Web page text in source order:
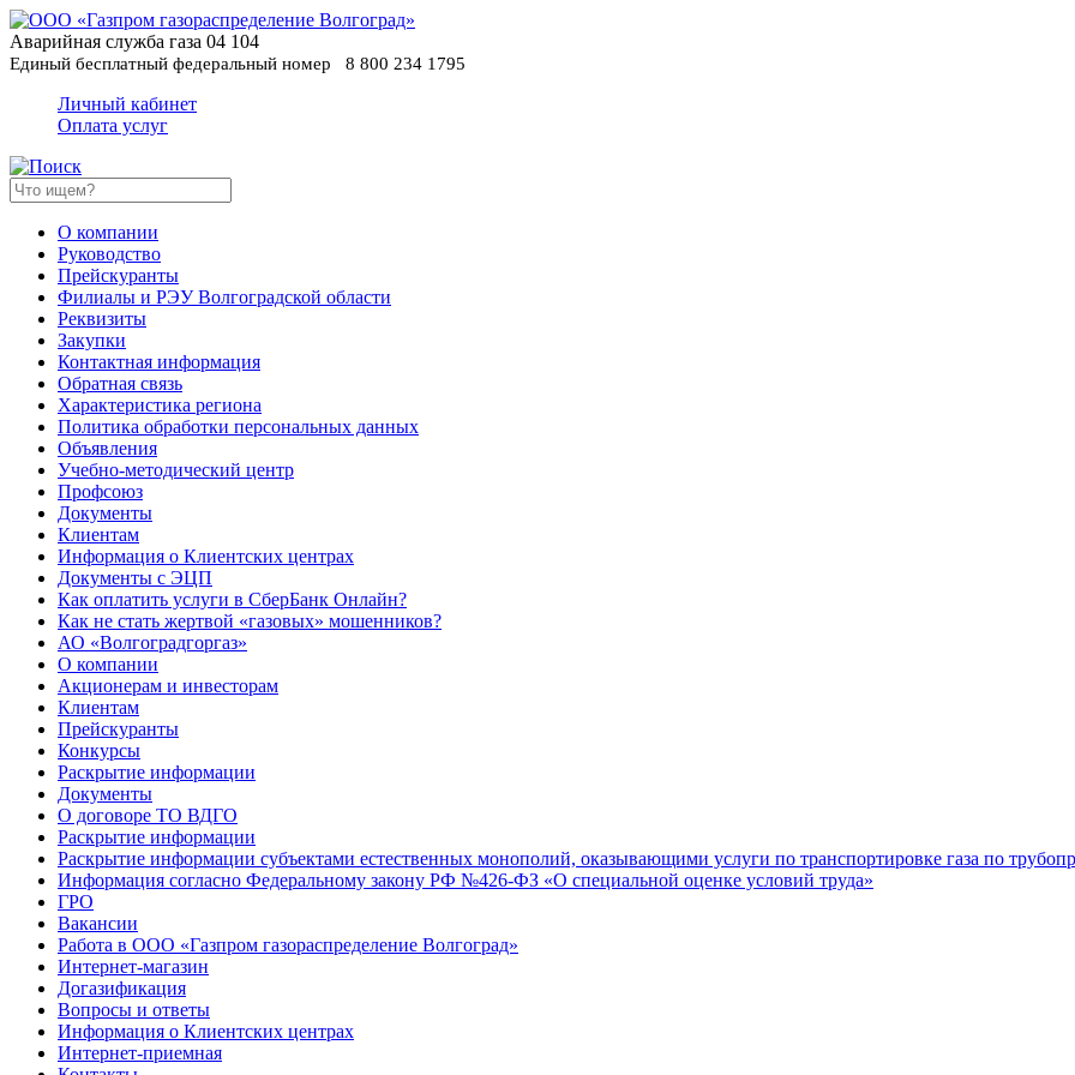
Аварийная служба газа 04 104
Единый бесплатный федеральный номер
8 800 234 1795
Личный кабинет
Оплата услуг
О компании
Руководство
Прейскуранты
Филиалы и РЭУ Волгоградской области
Реквизиты
Закупки
Контактная информация
Обратная связь
Характеристика региона
Политика обработки персональных данных
Oбъявления
Учебно-методический центр
Профсоюз
Документы
Клиентам
Информация о Клиентских центрах
Документы с ЭЦП
Как оплатить услуги в СберБанк Онлайн?
Как не стать жертвой «газовых» мошенников?
АО «Волгоградгоргаз»
О компании
Акционерам и инвесторам
Клиентам
Прейскуранты
Конкурсы
Раскрытие информации
Документы
О договоре ТО ВДГО
Раскрытие информации
Раскрытие информации субъектами естественных монополий, оказывающими услуги по транспортировке газа по
Информация согласно Федеральному закону РФ №426-ФЗ «О специальной оценке условий труда»
ГРО
Вакансии
Работа в ООО «Газпром газораспределение Волгоград»
Интернет-магазин
Догазификация
Вопросы и ответы
Информация о Клиентских центрах
Интернет-приемная